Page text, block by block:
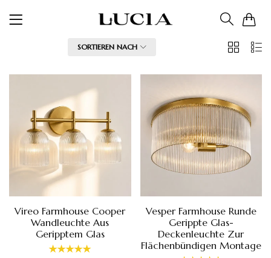
SORTIEREN NACH
2
Liste
Vireo Farmhouse Cooper
Wandleuchte Aus
Geripptem Glas
Vesper Farmhouse Runde
Gerippte Glas-
Deckenleuchte Zur
Flächenbündigen Montage